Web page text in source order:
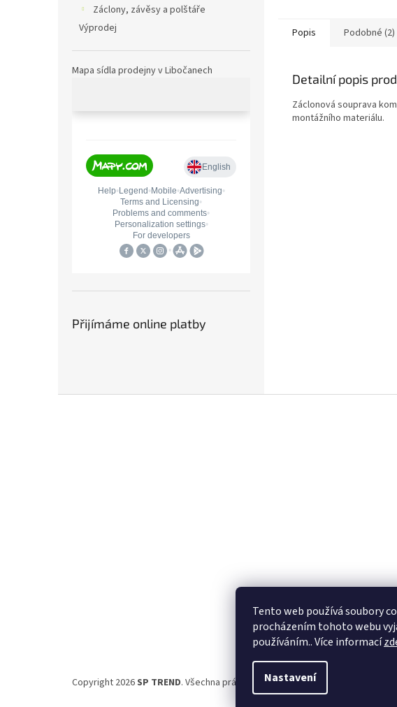
Tento web používá soubory
procházením tohoto webu
používáním.. Více informací
Nastavení
Záclony, závěsy a polštáře
Výprodej
Mapa sídla prodejny v Libočanech
Přijímáme online platby
Popis Podobné (2)
Detailní popis
Záclonová souprava
montážního materiálu.
Copyright 2026SP TREND. Všechna práva vyhrazena.